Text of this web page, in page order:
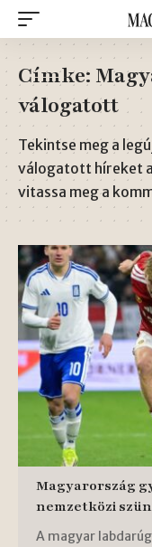
Címke:
válogatott
Tekintse meg a
válogatott híreket
vitassa meg a
Magyarország
nemzetközi
A magyar